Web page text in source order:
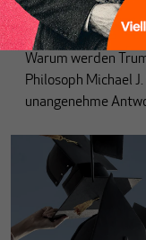
VonKarl-Martin
Warum werden
Philosoph Michael
unangenehme